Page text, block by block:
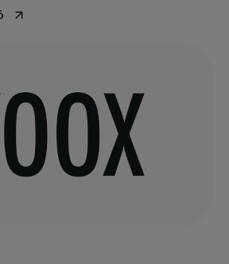
opens in a new tab